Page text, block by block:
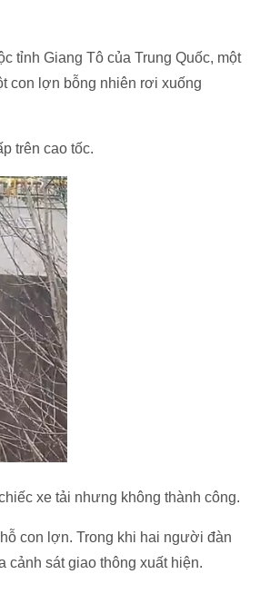
tỉnh Giang Tô của Trung Quốc, một
con lợn bỗng nhiên rơi xuống
trên cao tốc.
xe tải nhưng không thành công.
con lợn. Trong khi hai người đàn
cảnh sát giao thông xuất hiện.